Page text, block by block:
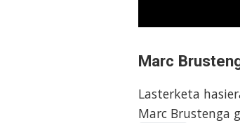
Marc
Lasterketa
Marc Brustenga